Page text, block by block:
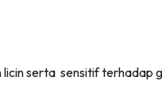
licin serta sensitif terhadap